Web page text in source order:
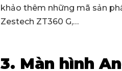
khảo thêm những mã sản
Zestech ZT360 G,…
3. Màn hình